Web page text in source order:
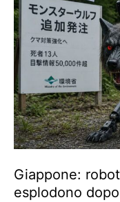
Giappone:
esplodono